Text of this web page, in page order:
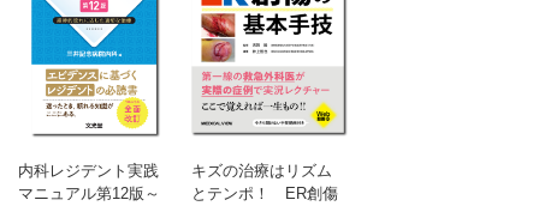
7 トリアシルグリセロールとリン脂質の代謝
A トリアシルグリセロールの生合成 B リン脂質の生合成
8 脂質の輸送と蓄積
A リポタンパク質の基本構造 B 脂質の体内輸送 C 脂質の蓄積（脂
肪組織）
9 コレステロールの生合成・輸送・蓄積
A コレステロールの生合成 B コレステロールの輸送 C コレステロ
ールの蓄積
10 コレステロールの代謝産物
A ビタミンB1（vitamin B1） B ビタミンB2（vitamin
B2） C ナイアシン（niacin） D ビタミンB6（vitamin
B6） E 葉酸（folic acid） F ビタミンB12（vitamin
B12） G ビオチン（biotin） H パントテン酸
（pantothenic acid） I ビタミンC（vitamin C）
[臨床栄養への入門] ビタミンAの輸送体と栄養評価
1 ミネラルとは
内科レジデント実践
マニュアル第12版～
キズの治療はリズム
とテンポ！ ER創傷